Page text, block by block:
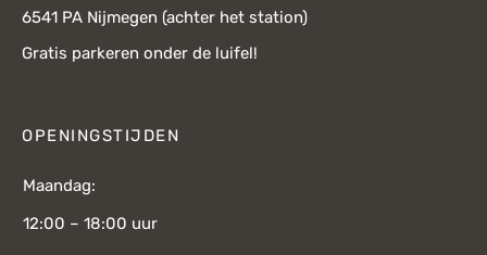
6541 PA Nijmegen (achter het station)
Gratis parkeren onder de luifel!
OPENINGSTIJDEN
Maandag:
12:00 – 18:00 uur